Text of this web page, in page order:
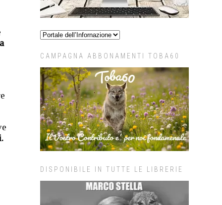
CAMPAGNA ABBONAMENTI TOBA60
DISPONIBILE IN TUTTE LE LIBRERIE